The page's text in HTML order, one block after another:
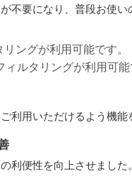
不要になり、普段お使
ングが利用可能です。
ルタリングが利用可能
利用いただけるよう機能
利便性を向上させました。